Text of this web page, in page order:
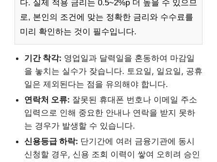
다. 실제 적용 금리는 0.5~2%p 더 높을 수 있으므
로, 본인의 조건에 맞는 정확한 금리와 수수료를
미리 확인하는 것이 필수입니다.
기간 착각: 영업일과 달력일을 혼동하여 마감일
을 놓치는 실수가 잦습니다. 토요일, 일요일, 공휴
일은 제외된다는 점을 유의해야 합니다.
연락처 오류: 잘못된 휴대폰 번호나 이메일 주소
입력으로 인해 중요한 안내나 연락을 받지 못하
는 경우가 발생할 수 있습니다.
신용등급 하락: 단기간에 여러 금융기관에 동시
신청할 경우, 신용 조회 이력이 쌓여 오히려 승인